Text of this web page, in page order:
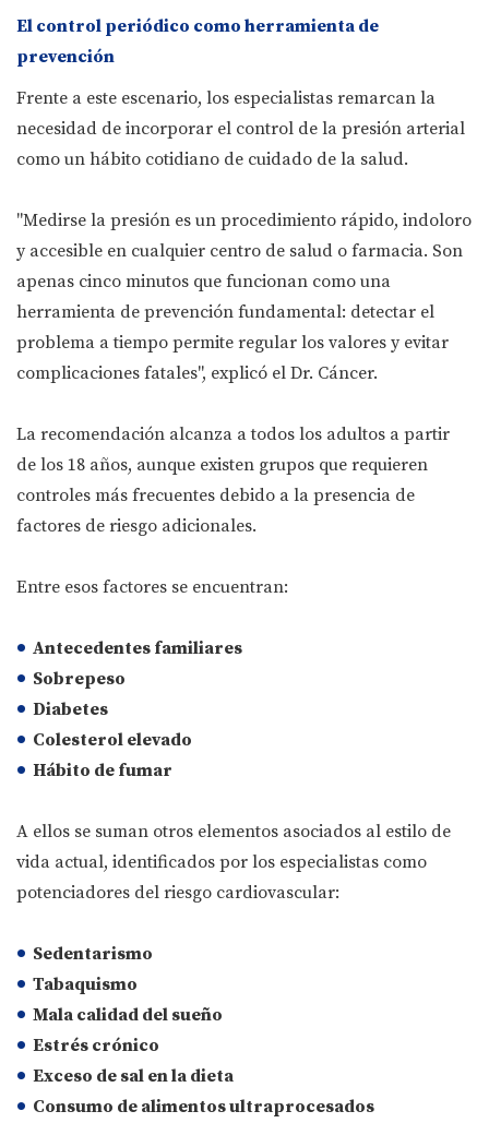
El control periódico como herramienta de
prevención
Frente a este escenario, los especialistas remarcan la
necesidad de incorporar el control de la presión arterial
como un hábito cotidiano de cuidado de la salud.
"Medirse la presión es un procedimiento rápido, indoloro
y accesible en cualquier centro de salud o farmacia. Son
apenas cinco minutos que funcionan como una
herramienta de prevención fundamental: detectar el
problema a tiempo permite regular los valores y evitar
complicaciones fatales", explicó el Dr. Cáncer.
La recomendación alcanza a todos los adultos a partir
de los 18 años, aunque existen grupos que requieren
controles más frecuentes debido a la presencia de
factores de riesgo adicionales.
Entre esos factores se encuentran:
Antecedentes familiares
Sobrepeso
Diabetes
Colesterol elevado
Hábito de fumar
A ellos se suman otros elementos asociados al estilo de
vida actual, identificados por los especialistas como
potenciadores del riesgo cardiovascular:
Sedentarismo
Tabaquismo
Mala calidad del sueño
Estrés crónico
Exceso de sal en la dieta
Consumo de alimentos ultraprocesados